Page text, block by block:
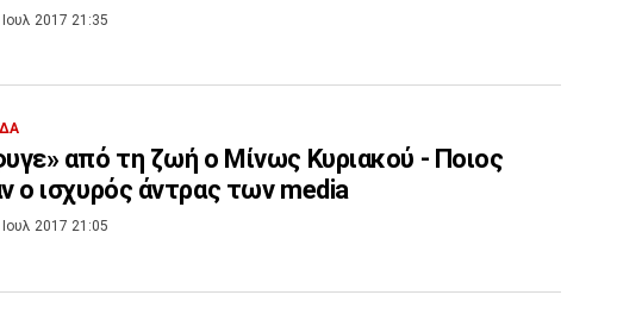
2017 21:35
από τη ζωή ο Μίνως Κυριακού - Ποιος
ο ισχυρός άντρας των media
2017 21:05